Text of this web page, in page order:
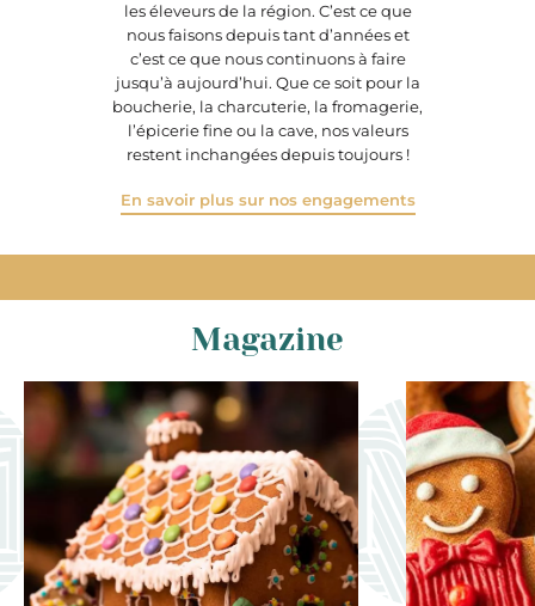
les éleveurs de la région. C’est ce que
nous faisons depuis tant d’années et
c’est ce que nous continuons à faire
jusqu’à aujourd’hui. Que ce soit pour la
boucherie, la charcuterie, la fromagerie,
l’épicerie fine ou la cave, nos valeurs
restent inchangées depuis toujours !
En savoir plus sur nos engagements
Magazine